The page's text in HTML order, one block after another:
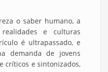
o saber humano, a
e culturas
é ultrapassado, e
demanda de jovens
críticos e sintonizados,